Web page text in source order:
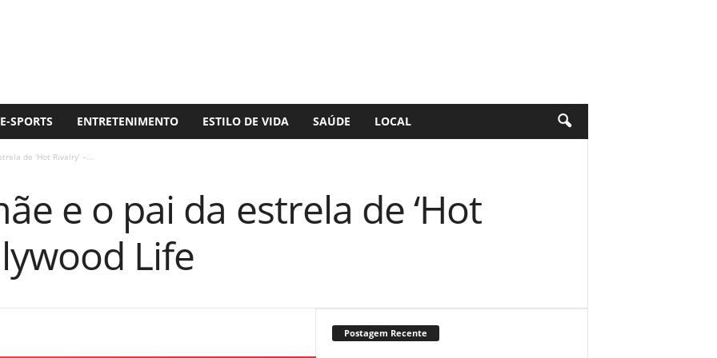
E-SPORTS ENTRETENIMENTO ESTILO DE VIDA SAÚDE LOCAL
de ‘Hot Rivalry’ –...
e o pai da estrela de ‘Hot
Life
Postagem Recente